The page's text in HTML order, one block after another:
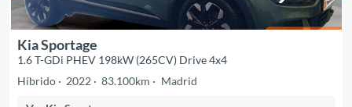
Kia Sportage
1.6 T-GDi PHEV 198kW (265CV) Drive 4x4
Híbrido
2022 83.100km Madrid